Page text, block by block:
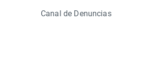
Canal de Denuncias